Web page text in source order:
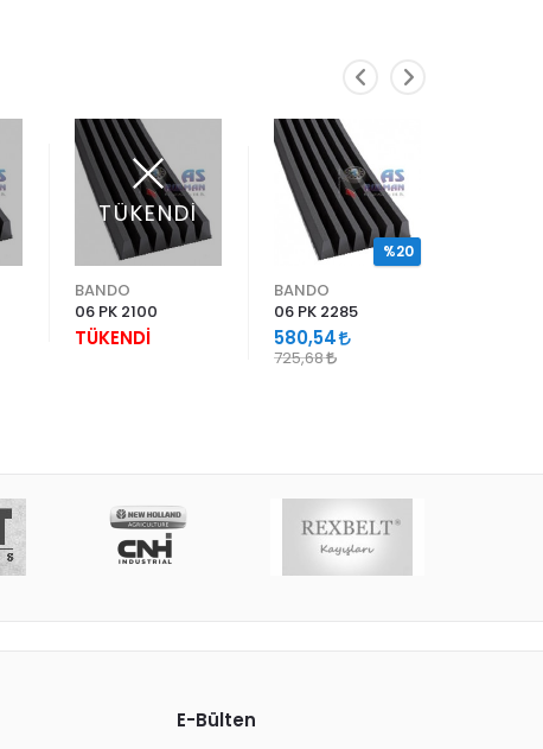
TÜKENDİ
BANDO
06 PK 2100
TÜKENDİ
BANDO
06 PK 2285
580,54
725,68
%20
E-Bülten